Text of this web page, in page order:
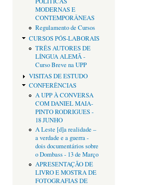
MODERNAS E
CONTEMPORÂNEAS
Regulamento de Cursos
CURSOS PÓS-LABORAIS
TRÊS AUTORES DE
LÍNGUA ALEMÃ -
Curso Breve na UPP
VISITAS DE ESTUDO
CONFERÊNCIAS
A UPP À CONVERSA
COM DANIEL MAIA-
PINTO RODRIGUES -
18 JUNHO
A Leste [d]a realidade –
a verdade e a guerra -
dois documentários sobre
o Dombass - 13 de Março
APRESENTAÇÃO DE
LIVRO E MOSTRA DE
FOTOGRAFIAS DE